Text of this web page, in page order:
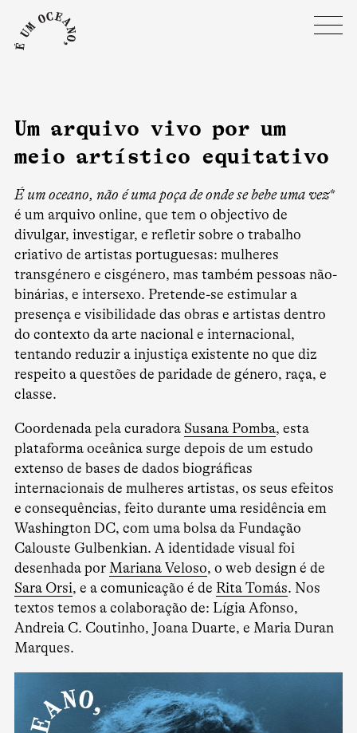
Um arquivo vivo por um
meio artístico equitativo
É um oceano, não é uma poça de onde se bebe uma vez*
é um arquivo online, que tem o objectivo de
divulgar, investigar, e refletir sobre o trabalho
criativo de artistas portuguesas: mulheres
transgénero e cisgénero, mas também pessoas não-
binárias, e intersexo. Pretende-se estimular a
presença e visibilidade das obras e artistas dentro
do contexto da arte nacional e internacional,
tentando reduzir a injustiça existente no que diz
respeito a questões de paridade de género, raça, e
classe.
Coordenada pela curadora Susana Pomba, esta
plataforma oceânica surge depois de um estudo
extenso de bases de dados biográficas
internacionais de mulheres artistas, os seus efeitos
e consequências, feito durante uma residência em
Washington DC, com uma bolsa da Fundação
Calouste Gulbenkian. A identidade visual foi
desenhada por Mariana Veloso, o web design é de
Sara Orsi, e a comunicação é de Rita Tomás. Nos
textos temos a colaboração de: Lígia Afonso,
Andreia C. Coutinho, Joana Duarte, e Maria Duran
Marques.